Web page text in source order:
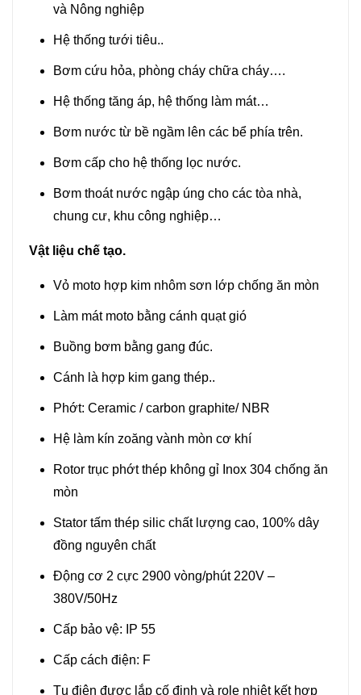
và Nông nghiệp
Hệ thống tưới tiêu..
Bơm cứu hỏa, phòng cháy chữa cháy….
Hệ thống tăng áp, hệ thống làm mát…
Bơm nước từ bề ngầm lên các bể phía trên.
Bơm cấp cho hệ thống lọc nước.
Bơm thoát nước ngập úng cho các tòa nhà,
chung cư, khu công nghiệp…
Vật liệu chế tạo.
Vỏ moto hợp kim nhôm sơn lớp chống ăn mòn
Làm mát moto bằng cánh quạt gió
Buồng bơm bằng gang đúc.
Cánh là hợp kim gang thép..
Phớt: Ceramic / carbon graphite/ NBR
Hệ làm kín zoăng vành mòn cơ khí
Rotor trục phớt thép không gỉ Inox 304 chống ăn
mòn
Stator tấm thép silic chất lượng cao, 100% dây
đồng nguyên chất
Động cơ 2 cực 2900 vòng/phút 220V –
380V/50Hz
Cấp bảo vệ: IP 55
Cấp cách điện: F
Tụ điện được lắp cố định và role nhiệt kết hợp